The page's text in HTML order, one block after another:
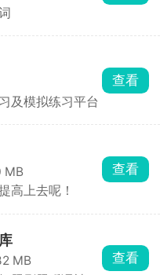
及模拟练习平台
查看
MB
高上去呢！
查看
MB
查看